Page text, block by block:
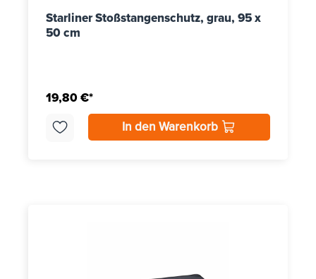
Starliner Stoßstangenschutz, grau, 95 x
50 cm
19,80 €*
In den Warenkorb